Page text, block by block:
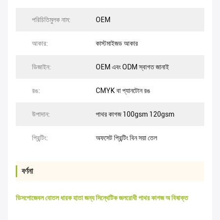
পরিচিতিমুলক নাম: OEM
আকার: কাস্টমাইজড আকার
ডিজাইন: OEM এবং ODM স্বাগত জানাই
রঙ: CMYK বা প্যানটোন রঙ
উপাদান: পাথর কাগজ 100gsm 120gsm
প্রিন্টিং: অফসেট প্রিন্টিং বিন সয়া তেল
বর্ণনা
ডিসপোজেবল বোতল ধারক হাতা জন্য সিন্থেটিক জলরোধী পাথর কাগজ অ বিষাক্ত